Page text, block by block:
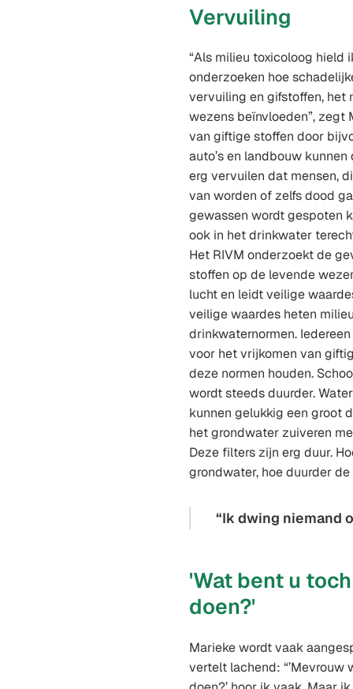
Vervuiling
“Als milieu toxicoloog hield
onderzoeken hoe
vervuiling en gifstoffen, het
wezens beïnvloeden”, zegt
van giftige stoffen door
auto’s en landbouw
erg vervuilen dat mensen,
van worden of zelfs dood
gewassen wordt gespoten
ook in het drinkwater
Het RIVM onderzoekt de
stoffen op de levende
lucht en leidt veilige
veilige waardes heten
drinkwaternormen.
voor het vrijkomen van
deze normen houden.
wordt steeds duurder.
kunnen gelukkig een groot
het grondwater zuiveren
Deze filters zijn erg duur.
grondwater, hoe duurder
Ik dwing niemand
'Wat bent u
doen?'
Marieke wordt vaak
vertelt lachend: “’Mevrouw